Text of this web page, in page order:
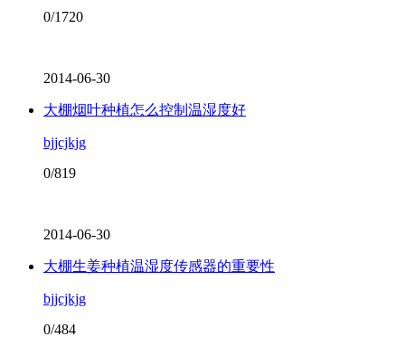
0/1720
2014-06-30
大棚烟叶种植怎么控制温湿度好
bjjcjkjg
0/819
2014-06-30
大棚生姜种植温湿度传感器的重要性
bjjcjkjg
0/484